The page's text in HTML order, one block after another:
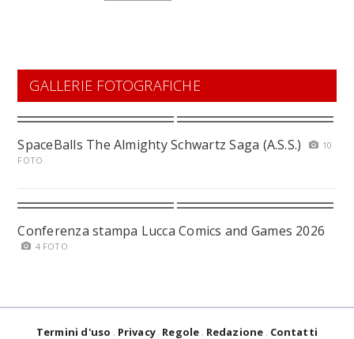
GALLERIE FOTOGRAFICHE
SpaceBalls The Almighty Schwartz Saga (A.S.S.)
10
FOTO
Conferenza stampa Lucca Comics and Games 2026
4 FOTO
Termini d'uso Privacy Regole Redazione Contatti